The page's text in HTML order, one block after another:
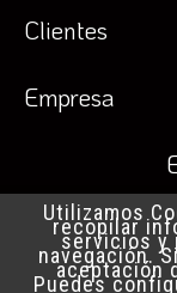
Utilizamos
recopilar
servicios y
navegación.
aceptación
Puedes
Clientes
Empresa